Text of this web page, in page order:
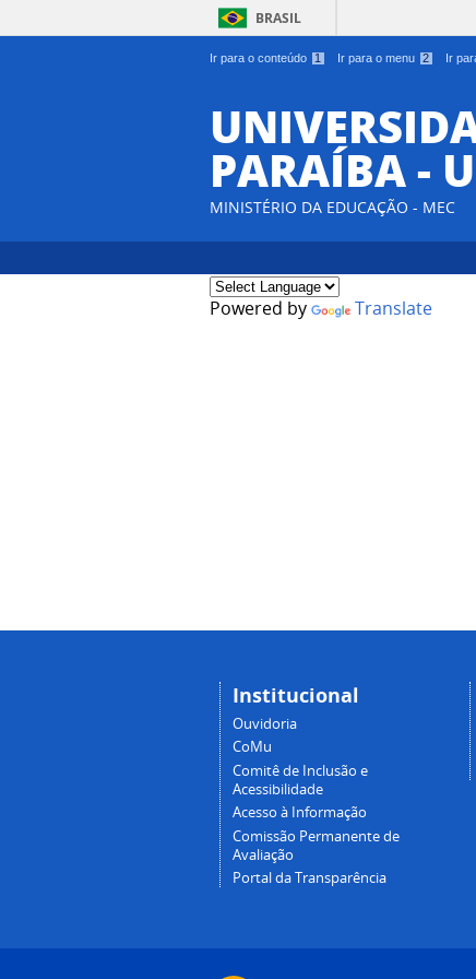
Ir para o conteúdo 1 Ir para o menu 2 Ir
BRASIL
PARAÍBA -
MINISTÉRIO DA EDUCAÇÃO - MEC
Powered by Translate
Institucional
Ouvidoria
CoMu
Comitê de Inclusão e
Acessibilidade
Acesso à Informação
Comissão Permanente de
Avaliação
Portal da Transparência